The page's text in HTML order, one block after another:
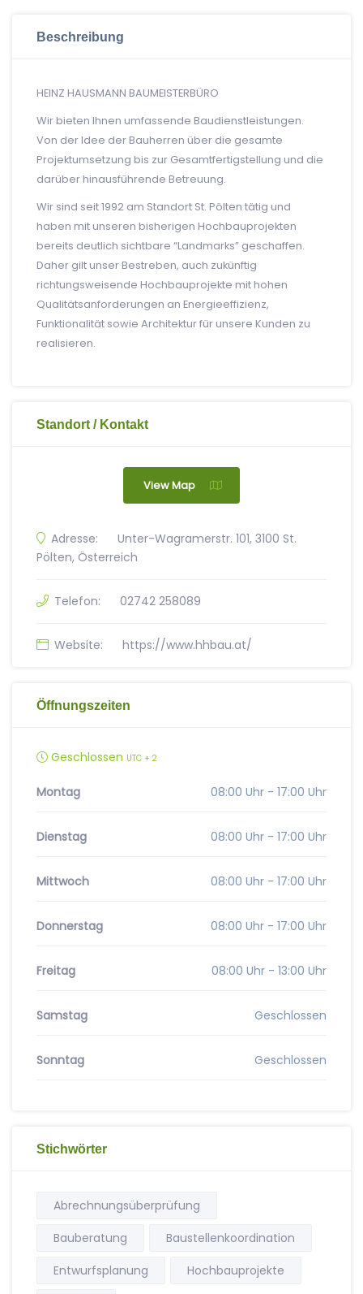
Beschreibung
HEINZ HAUSMANN BAUMEISTERBÜRO
Wir bieten Ihnen umfassende Baudienstleistungen.
Von der Idee der Bauherren über die gesamte
Projektumsetzung bis zur Gesamtfertigstellung und die
darüber hinausführende Betreuung.
Wir sind seit 1992 am Standort St. Pölten tätig und
haben mit unseren bisherigen Hochbauprojekten
bereits deutlich sichtbare “Landmarks” geschaffen.
Daher gilt unser Bestreben, auch zukünftig
richtungsweisende Hochbauprojekte mit hohen
Qualitätsanforderungen an Energieeffizienz,
Funktionalität sowie Architektur für unsere Kunden zu
realisieren.
Standort / Kontakt
View Map
Adresse:
Unter-Wagramerstr. 101, 3100 St.
Pölten, Österreich
Telefon: 02742 258089
Website: https://www.hhbau.at/
Öffnungszeiten
Geschlossen UTC + 2
Montag 08:00 Uhr - 17:00 Uhr
Dienstag 08:00 Uhr - 17:00 Uhr
Mittwoch 08:00 Uhr - 17:00 Uhr
Donnerstag 08:00 Uhr - 17:00 Uhr
Freitag 08:00 Uhr - 13:00 Uhr
Samstag Geschlossen
Sonntag Geschlossen
Stichwörter
Abrechnungsüberprüfung
Bauberatung
Baustellenkoordination
Entwurfsplanung
Hochbauprojekte